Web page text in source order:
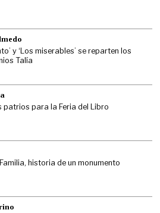
y ‘Los miserables’ se reparten los
Talía
patrios para la Feria del Libro
historia de un monumento